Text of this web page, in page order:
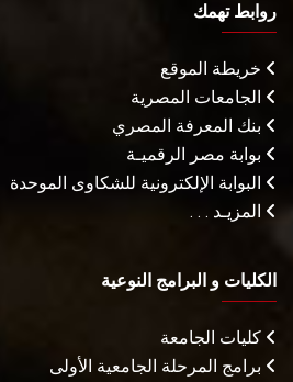
روابط تهمك
خريطة الموقع
الجامعات المصرية
بنك المعرفة المصري
بوابة مصر الرقميـة
البوابة الإلكترونية للشكاوى الموحدة
المزيـد . . .
الكليات و البرامج النوعية
كليات الجامعة
برامج المرحلة الجامعية الأولى